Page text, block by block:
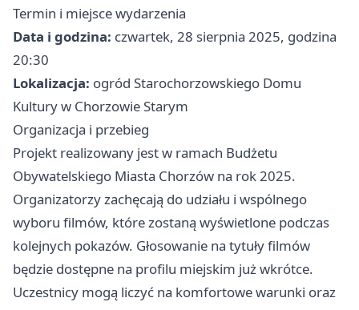
Termin i miejsce wydarzenia
Data i godzina: czwartek, 28 sierpnia 2025, godzina
20:30
Lokalizacja: ogród Starochorzowskiego Domu
Kultury w Chorzowie Starym
Organizacja i przebieg
Projekt realizowany jest w ramach Budżetu
Obywatelskiego Miasta Chorzów na rok 2025.
Organizatorzy zachęcają do udziału i wspólnego
wyboru filmów, które zostaną wyświetlone podczas
kolejnych pokazów. Głosowanie na tytuły filmów
będzie dostępne na profilu miejskim już wkrótce.
Uczestnicy mogą liczyć na komfortowe warunki oraz